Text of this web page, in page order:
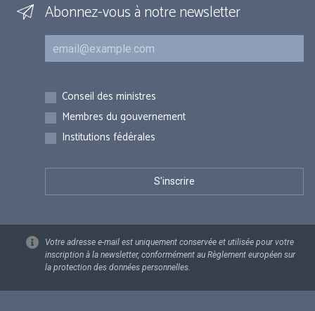
Abonnez-vous à notre newsletter
Courriel
Inscriptions
Conseil des ministres
Membres du gouvernement
Institutions fédérales
Votre adresse e-mail est uniquement conservée et utilisée pour votre
inscription à la newsletter, conformément au Règlement européen sur
la protection des données personnelles.